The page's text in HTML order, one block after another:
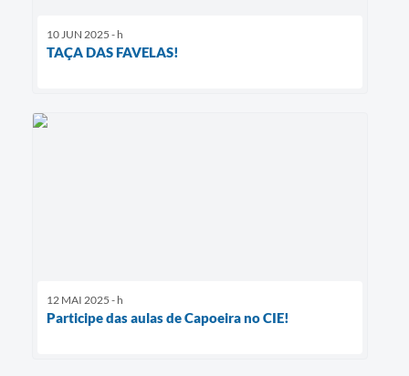
10 JUN 2025 - h
TAÇA DAS FAVELAS!
12 MAI 2025 - h
Participe das aulas de Capoeira no CIE!